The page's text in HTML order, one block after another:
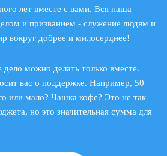
лет вместе с вами. Вся наша
и призванием - служение людям и
вокруг добрее и милосерднее!
можно делать только вместе.
вас о поддержке. Например, 50
или мало? Чашка кофе? Это не так
но это значительная сумма для